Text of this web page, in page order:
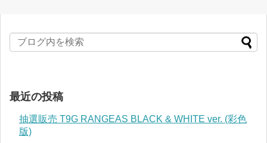
最近の投稿
抽選販売 T9G RANGEAS BLACK & WHITE ver. (彩色
版)